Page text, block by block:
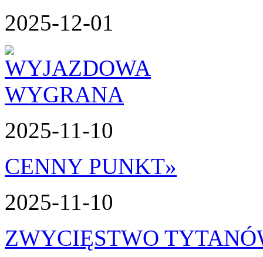
2025-12-01
2025-11-10
CENNY PUNKT»
2025-11-10
ZWYCIĘSTWO